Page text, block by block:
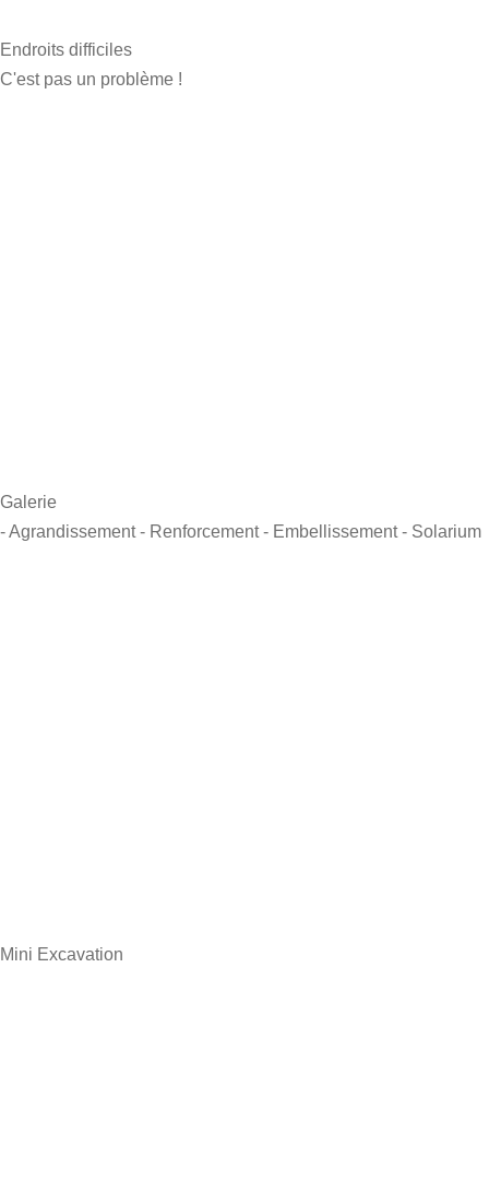
Endroits difficiles
C'est pas un problème !
Galerie
- Agrandissement- Renforcement- Embellissement- Solarium
Mini Excavation